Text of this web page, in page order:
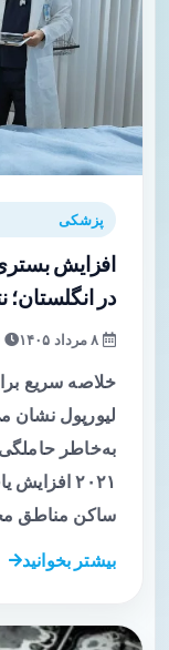
پزشکی
افزایش
در انگلستان؛
خلاصه سریع
لیورپول نشان
به‌خاطر
۲۰۲۱
ساکن مناطق
بیشتر بخوانید